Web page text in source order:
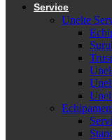
Service
Unelte